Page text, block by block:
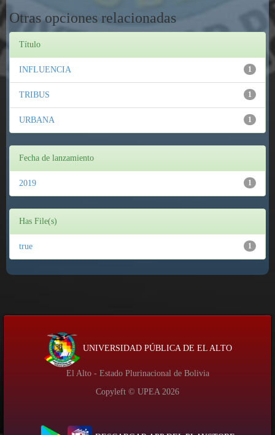
Otras opciones relacionadas
Título
1
INFLUENCIA
1
TRIBUS
1
URBANA
Fecha de lanzamiento
1
2019
Has File(s)
1
true
UNIVERSIDAD PÚBLICA DE EL ALTO
El Alto - Estado Plurinacional de Bolivia
Copyleft © UPEA 2026